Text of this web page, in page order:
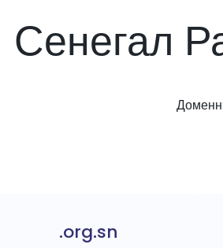
Сенегал
.org.sn